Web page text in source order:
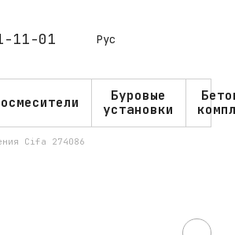
11-01 Рус
Буровые
установки
Cifa 274086